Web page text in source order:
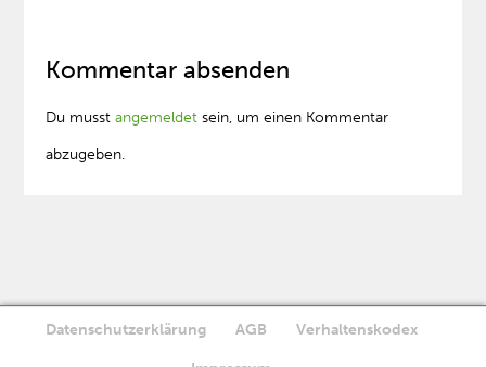
Kommentar absenden
Du musstangemeldet sein, um einen Kommentar
abzugeben.
Datenschutzerklärung AGB Verhaltenskodex